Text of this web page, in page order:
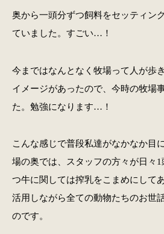
奥から一頭分ずつ飼料をセッティン
ていました。すごい…！
今まではなんとなく牧場って人が歩
イメージがあったので、今時の牧場
た。勉強になります…！
こんな感じで普段私達がなかなか目
場の奥では、スタッフの方々が日々
つ牛に関しては搾乳をこまめにして
活用しながら全ての動物たちのお世
のです。